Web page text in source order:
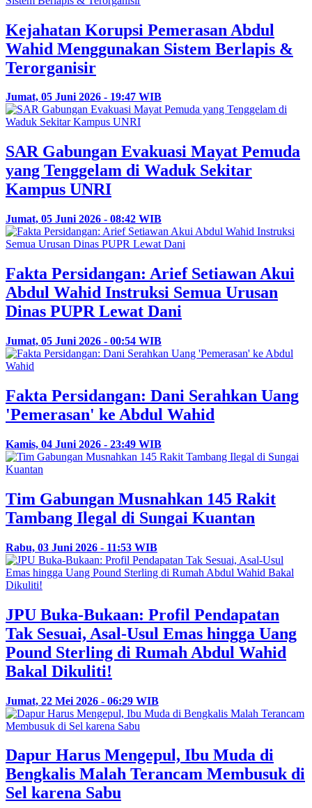
Kejahatan Korupsi Pemerasan Abdul
Wahid Menggunakan Sistem Berlapis &
Terorganisir
Jumat, 05 Juni 2026 - 19:47 WIB
SAR Gabungan Evakuasi Mayat Pemuda
yang Tenggelam di Waduk Sekitar
Kampus UNRI
Jumat, 05 Juni 2026 - 08:42 WIB
Fakta Persidangan: Arief Setiawan Akui
Abdul Wahid Instruksi Semua Urusan
Dinas PUPR Lewat Dani
Jumat, 05 Juni 2026 - 00:54 WIB
Fakta Persidangan: Dani Serahkan Uang
'Pemerasan' ke Abdul Wahid
Kamis, 04 Juni 2026 - 23:49 WIB
Tim Gabungan Musnahkan 145 Rakit
Tambang Ilegal di Sungai Kuantan
Rabu, 03 Juni 2026 - 11:53 WIB
JPU Buka-Bukaan: Profil Pendapatan
Tak Sesuai, Asal-Usul Emas hingga Uang
Pound Sterling di Rumah Abdul Wahid
Bakal Dikuliti!
Jumat, 22 Mei 2026 - 06:29 WIB
Dapur Harus Mengepul, Ibu Muda di
Bengkalis Malah Terancam Membusuk di
Sel karena Sabu